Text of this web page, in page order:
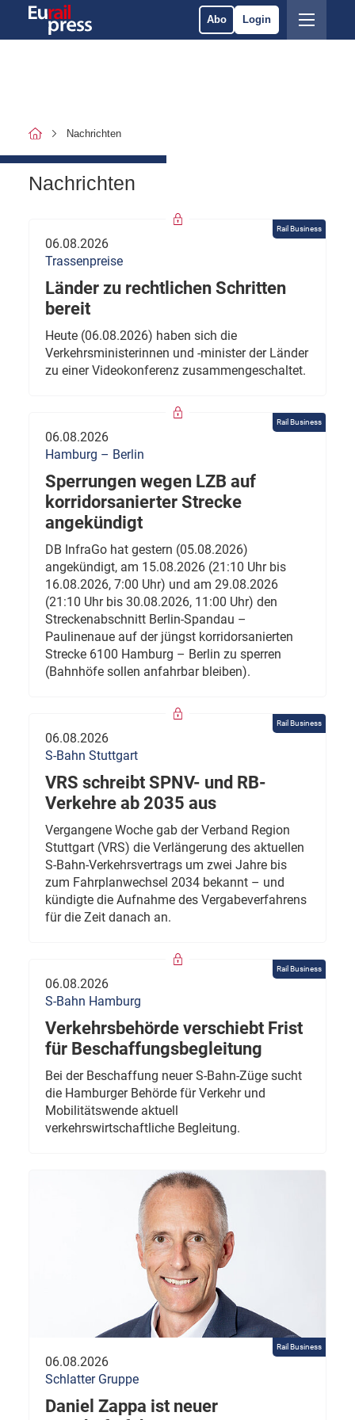
Abo Login
Nachrichten
Nachrichten
Rail Business
06.08.2026
Trassenpreise
Länder zu rechtlichen Schritten
bereit
Heute (06.08.2026) haben sich die
Verkehrsministerinnen und -minister der Länder
zu einer Videokonferenz zusammengeschaltet.
Rail Business
06.08.2026
Hamburg – Berlin
Sperrungen wegen LZB auf
korridorsanierter Strecke
angekündigt
DB InfraGo hat gestern (05.08.2026)
angekündigt, am 15.08.2026 (21:10 Uhr bis
16.08.2026, 7:00 Uhr) und am 29.08.2026
(21:10 Uhr bis 30.08.2026, 11:00 Uhr) den
Streckenabschnitt Berlin-Spandau –
Paulinenaue auf der jüngst korridorsanierten
Strecke 6100 Hamburg – Berlin zu sperren
(Bahnhöfe sollen anfahrbar bleiben).
Rail Business
06.08.2026
S-Bahn Stuttgart
VRS schreibt SPNV- und RB-
Verkehre ab 2035 aus
Vergangene Woche gab der Verband Region
Stuttgart (VRS) die Verlängerung des aktuellen
S-Bahn-Verkehrsvertrags um zwei Jahre bis
zum Fahrplanwechsel 2034 bekannt – und
kündigte die Aufnahme des Vergabeverfahrens
für die Zeit danach an.
Rail Business
06.08.2026
S-Bahn Hamburg
Verkehrsbehörde verschiebt Frist
für Beschaffungsbegleitung
Bei der Beschaffung neuer S-Bahn-Züge sucht
die Hamburger Behörde für Verkehr und
Mobilitätswende aktuell
verkehrswirtschaftliche Begleitung.
Rail Business
06.08.2026
Schlatter Gruppe
Daniel Zappa ist neuer